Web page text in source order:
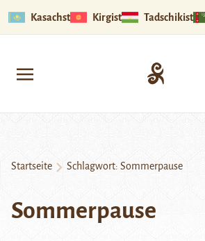
Kasachstan Kirgistan Tadschikistan
Startseite Schlagwort: Sommerpause
Sommerpause